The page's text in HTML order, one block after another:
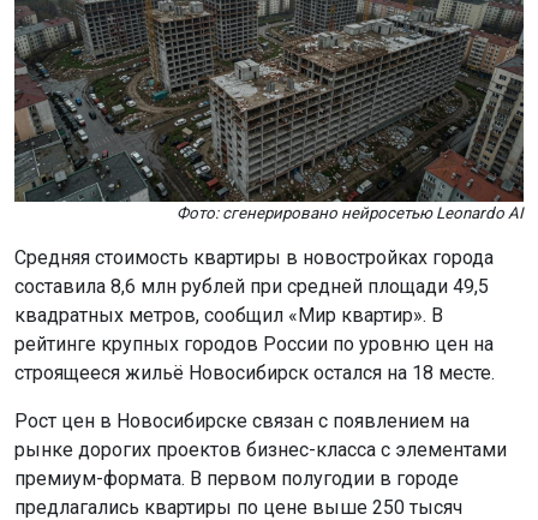
Фото: сгенерировано нейросетью Leonardo AI
Средняя стоимость квартиры в новостройках города
составила 8,6 млн рублей при средней площади 49,5
квадратных метров, сообщил «Мир квартир». В
рейтинге крупных городов России по уровню цен на
строящееся жильё Новосибирск остался на 18 месте.
Рост цен в Новосибирске связан с появлением на
рынке дорогих проектов бизнес-класса с элементами
премиум-формата. В первом полугодии в городе
предлагались квартиры по цене выше 250 тысяч